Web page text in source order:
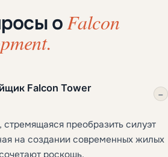
о Falcon
Falcon Tower
−
преобразить силуэт
на создании современных жилых
роскошь,